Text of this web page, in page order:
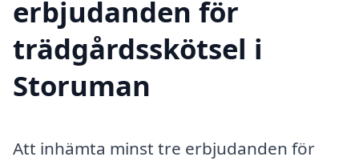
erbjudanden för
trädgårdsskötsel i
Storuman
Att inhämta minst tre erbjudanden för